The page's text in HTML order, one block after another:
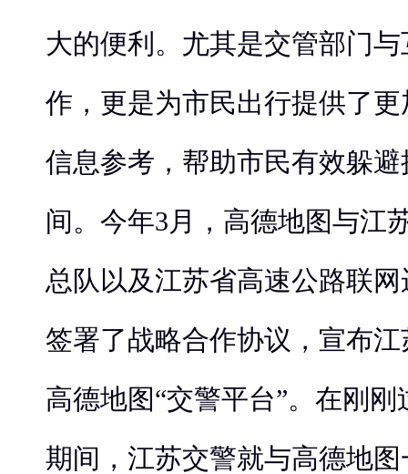
大的便利。尤其是交管部门
作，更是为市民出行提供了
信息参考，帮助市民有效躲
间。今年3月，高德地图与江
总队以及江苏省高速公路联
签署了战略合作协议，宣布
高德地图“交警平台”。在刚
期间，江苏交警就与高德地